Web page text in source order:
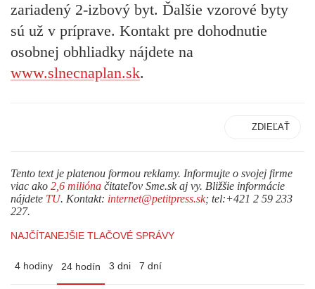
zariadený 2-izbový byt. Ďalšie vzorové byty
sú už v príprave. Kontakt pre dohodnutie
osobnej obhliadky nájdete na
www.slnecnaplan.sk.
ZDIEĽAŤ
Tento text je platenou formou reklamy. Informujte o svojej firme
viac ako 2,6 milióna čitateľov Sme.sk aj vy. Bližšie informácie
nájdete TU. Kontakt: internet@petitpress.sk; tel:+421 2 59 233
227.
NAJČÍTANEJŠIE TLAČOVÉ SPRÁVY
4 hodiny 24 hodín 3 dni 7 dní